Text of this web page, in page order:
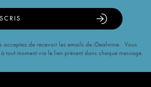
acceptez de recevoir les emails de iDealwine. Vous
tout moment via le lien présent dans chaque message.